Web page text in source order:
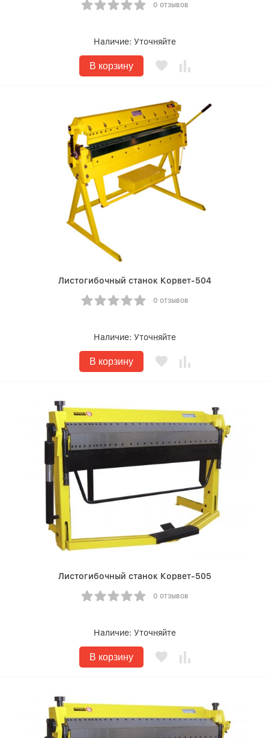
0 отзывов
Наличие: Уточняйте
В корзину
Листогибочный станок Корвет-504
0 отзывов
Наличие: Уточняйте
В корзину
Листогибочный станок Корвет-505
0 отзывов
Наличие: Уточняйте
В корзину